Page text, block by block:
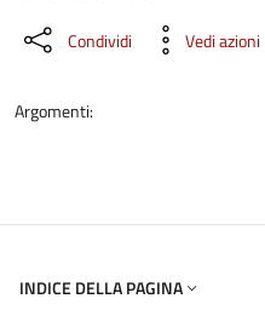
Condividi Vedi azioni
Argomenti:
INDICE DELLA PAGINA